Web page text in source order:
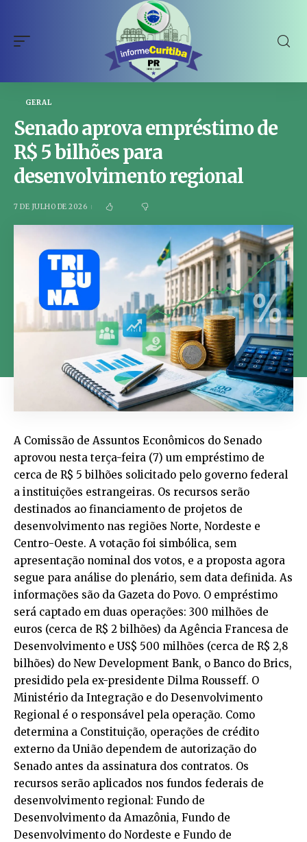
GERAL
Senado aprova empréstimo de
R$ 5 bilhões para
desenvolvimento regional
7 DE JULHO DE 2026
A Comissão de Assuntos Econômicos do Senado
aprovou nesta terça-feira (7) um empréstimo de
cerca de R$ 5 bilhões solicitado pelo governo federal
a instituições estrangeiras. Os recursos serão
destinados ao financiamento de projetos de
desenvolvimento nas regiões Norte, Nordeste e
Centro-Oeste. A votação foi simbólica, sem
apresentação nominal dos votos, e a proposta agora
segue para análise do plenário, sem data definida. As
informações são da Gazeta do Povo. O empréstimo
será captado em duas operações: 300 milhões de
euros (cerca de R$ 2 bilhões) da Agência Francesa de
Desenvolvimento e US$ 500 milhões (cerca de R$ 2,8
bilhões) do New Development Bank, o Banco do Brics,
presidido pela ex-presidente Dilma Rousseff. O
Ministério da Integração e do Desenvolvimento
Regional é o responsável pela operação. Como
determina a Constituição, operações de crédito
externo da União dependem de autorização do
Senado antes da assinatura dos contratos. Os
recursos serão aplicados nos fundos federais de
desenvolvimento regional: Fundo de
Desenvolvimento da Amazônia, Fundo de
Desenvolvimento do Nordeste e Fundo de